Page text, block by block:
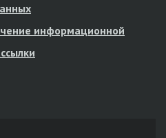
информационной